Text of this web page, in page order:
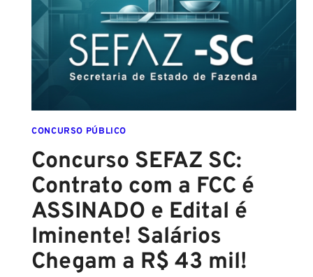
CONFIRMADO
SETEMBRO!
CONCURSO PÚBLICO
Concurso SEFAZ SC:
Contrato com a FCC é
ASSINADO e Edital é
Iminente! Salários
Chegam a R$ 43 mil!